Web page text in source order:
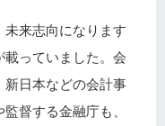
来志向になります
っていました。会
日本などの会計事
督する金融庁も、